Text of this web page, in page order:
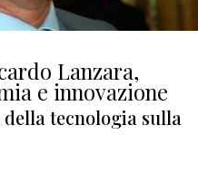
Lanzara,
e innovazione
tecnologia sulla